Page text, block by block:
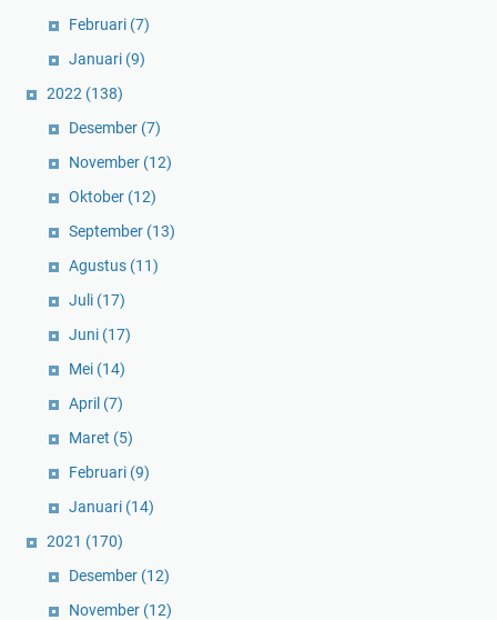
Februari (7)
Januari (9)
2022 (138)
Desember (7)
November (12)
Oktober (12)
September (13)
Agustus (11)
Juli (17)
Juni (17)
Mei (14)
April (7)
Maret (5)
Februari (9)
Januari (14)
2021 (170)
Desember (12)
November (12)